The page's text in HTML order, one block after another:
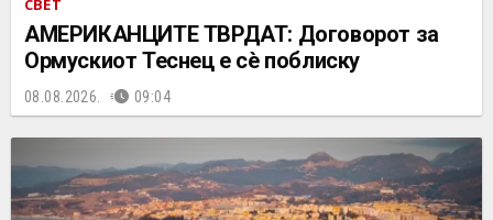
СВЕТ
АМЕРИКАНЦИТЕ ТВРДАТ: Договорот за
Ормускиот Теснец е сè поблиску
08.08.2026. 09:04